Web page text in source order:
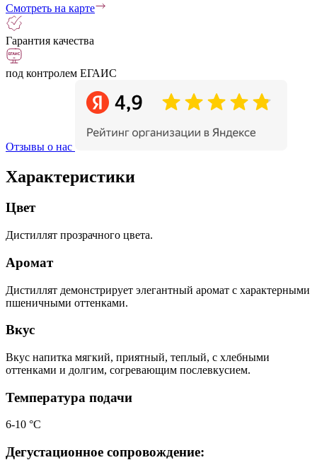
Смотреть на карте
Гарантия качества
под контролем ЕГАИС
Отзывы о нас
Характеристики
Цвет
Дистиллят прозрачного цвета.
Аромат
Дистиллят демонстрирует элегантный аромат с характерными
пшеничными оттенками.
Вкус
Вкус напитка мягкий, приятный, теплый, с хлебными
оттенками и долгим, согревающим послевкусием.
Температура подачи
6-10 °С
Дегустационное сопровождение: